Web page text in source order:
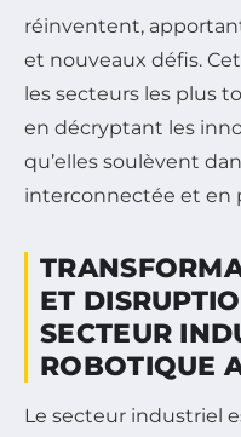
réinventent,
et nouveaux défis.
les secteurs les plus
en décryptant les
qu’elles soulèvent
interconnectée et en
ET
SECTEUR
ROBOTIQUE
Le secteur industriel